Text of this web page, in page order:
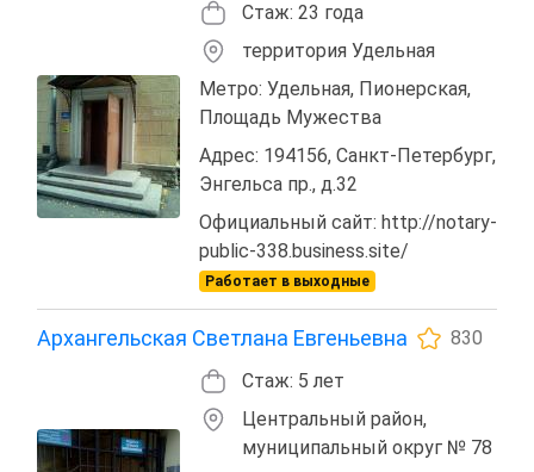
Стаж: 23 года
территория Удельная
Метро: Удельная, Пионерская,
Площадь Мужества
Адрес: 194156, Санкт-Петербург,
Энгельса пр., д.32
Официальный сайт: http://notary-
public-338.business.site/
Работает в выходные
Архангельская Светлана Евгеньевна
830
Стаж: 5 лет
Центральный район,
муниципальный округ № 78